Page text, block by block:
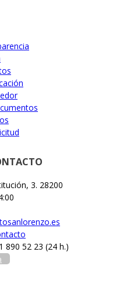
3. 28200
890 52 23 (24 h.)